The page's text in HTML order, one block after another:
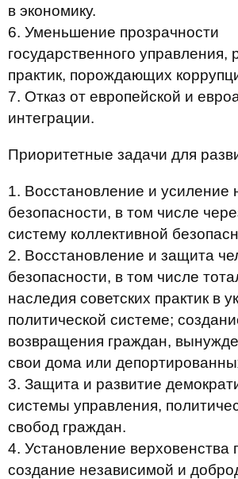
в экономику.
6. Уменьшение прозрачности
государственного управления,
практик, порождающих
7. Отказ от европейской и
интеграции.
Приоритетные задачи для
1. Восстановление и усиление
безопасности, в том числе
систему коллективной
2. Восстановление и защита
безопасности, в том числе
наследия советских практик в
политической системе;
возвращения граждан,
свои дома или
3. Защита и развитие
системы управления,
свобод граждан.
4. Установление верховенства
создание независимой и